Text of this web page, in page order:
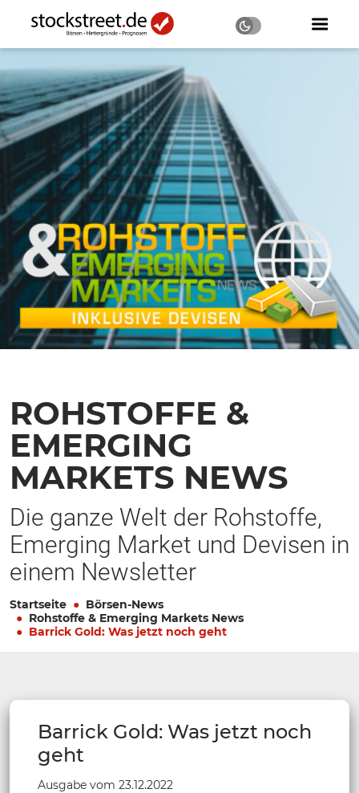
ROHSTOFFE &
EMERGING
MARKETS NEWS
Die ganze Welt der Rohstoffe,
Emerging Market und Devisen in
einem Newsletter
Startseite
Börsen-News
Rohstoffe & Emerging Markets News
Barrick Gold: Was jetzt noch geht
Barrick Gold: Was jetzt noch
geht
Ausgabe vom 23.12.2022